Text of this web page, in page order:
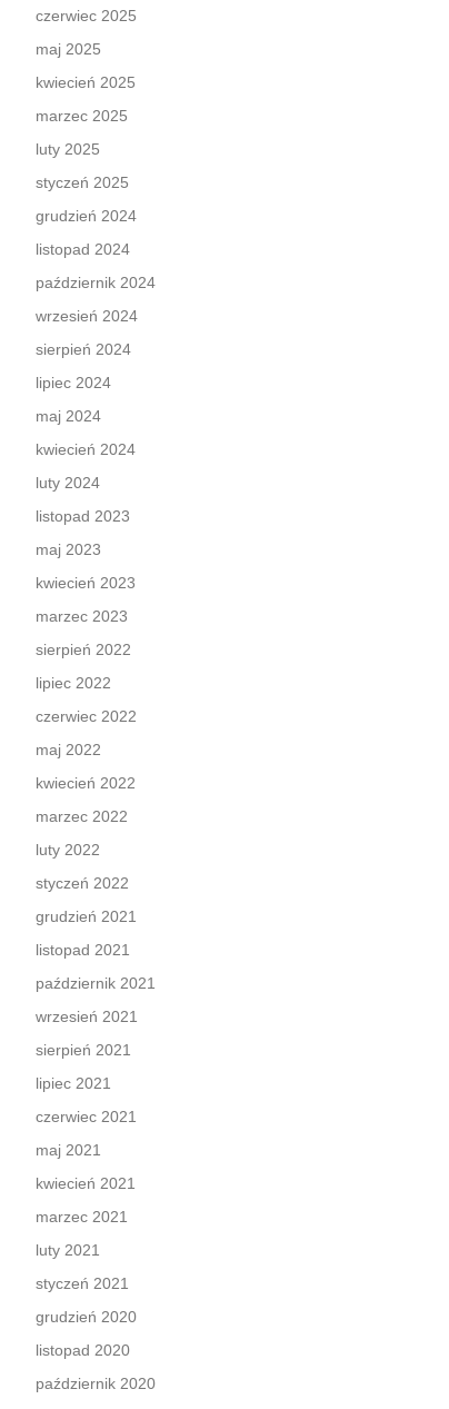
czerwiec 2025
maj 2025
kwiecień 2025
marzec 2025
luty 2025
styczeń 2025
grudzień 2024
listopad 2024
październik 2024
wrzesień 2024
sierpień 2024
lipiec 2024
maj 2024
kwiecień 2024
luty 2024
listopad 2023
maj 2023
kwiecień 2023
marzec 2023
sierpień 2022
lipiec 2022
czerwiec 2022
maj 2022
kwiecień 2022
marzec 2022
luty 2022
styczeń 2022
grudzień 2021
listopad 2021
październik 2021
wrzesień 2021
sierpień 2021
lipiec 2021
czerwiec 2021
maj 2021
kwiecień 2021
marzec 2021
luty 2021
styczeń 2021
grudzień 2020
listopad 2020
październik 2020